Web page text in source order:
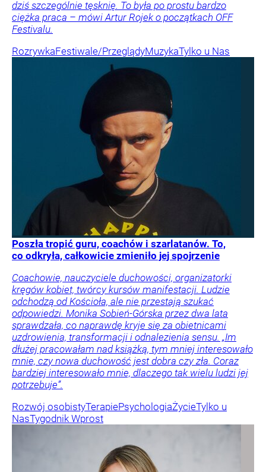
dziś szczególnie tęsknię. To była po prostu bardzo
ciężka praca – mówi Artur Rojek o początkach OFF
Festivalu.
RozrywkaFestiwale/PrzeglądyMuzykaTylko u Nas
Poszła tropić guru, coachów i szarlatanów. To,
co odkryła, całkowicie zmieniło jej spojrzenie
Coachowie, nauczyciele duchowości, organizatorki
kręgów kobiet, twórcy kursów manifestacji. Ludzie
odchodzą od Kościoła, ale nie przestają szukać
odpowiedzi. Monika Sobień-Górska przez dwa lata
sprawdzała, co naprawdę kryje się za obietnicami
uzdrowienia, transformacji i odnalezienia sensu. „Im
dłużej pracowałam nad książką, tym mniej interesowało
mnie, czy nowa duchowość jest dobra czy zła. Coraz
bardziej interesowało mnie, dlaczego tak wielu ludzi jej
potrzebuje”.
Rozwój osobistyTerapiePsychologiaŻycieTylko u
NasTygodnik Wprost